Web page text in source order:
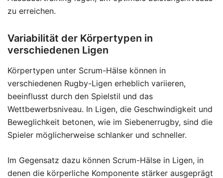
zu erreichen.
Variabilität der Körpertypen in
verschiedenen Ligen
Körpertypen unter Scrum-Hälse können in
verschiedenen Rugby-Ligen erheblich variieren,
beeinflusst durch den Spielstil und das
Wettbewerbsniveau. In Ligen, die Geschwindigkeit und
Beweglichkeit betonen, wie im Siebenerrugby, sind die
Spieler möglicherweise schlanker und schneller.
Im Gegensatz dazu können Scrum-Hälse in Ligen, in
denen die körperliche Komponente stärker ausgeprägt